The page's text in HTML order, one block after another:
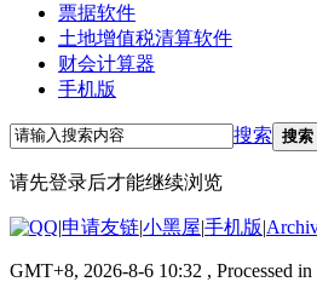
票据软件
土地增值税清算软件
财会计算器
手机版
搜索 搜索
请先登录后才能继续浏览
|申请友链|小黑屋|手机版|
GMT+8, 2026-8-6 10:32 , Processed